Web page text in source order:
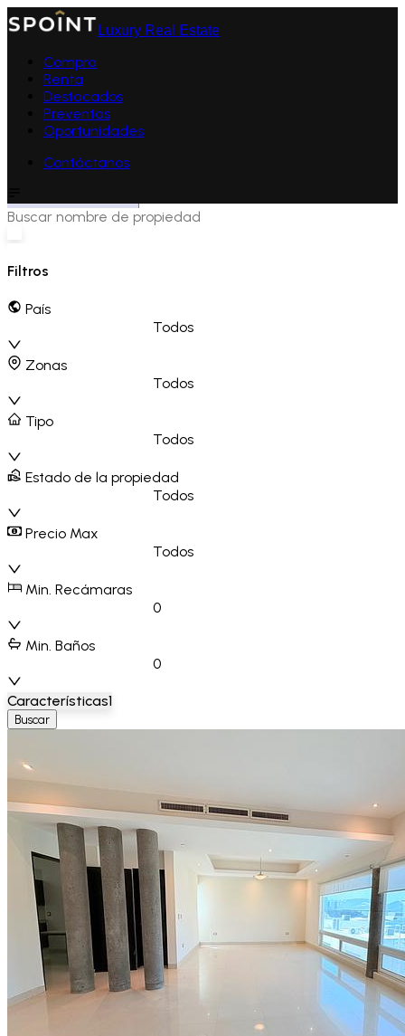
Luxury Real Estate
Compra
Renta
Destacados
Preventas
Oportunidades
Contáctanos
Filtros
País
Todos
Zonas
Todos
Tipo
Todos
Estado de la propiedad
Todos
Precio Max
Todos
Min. Recámaras
0
Min. Baños
0
Características1
Buscar